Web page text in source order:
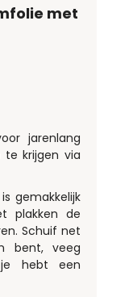
met
jarenlang
te krijgen via
gemakkelijk
plakken de
Schuif net
bent, veeg
hebt een